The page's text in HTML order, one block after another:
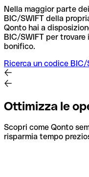
Nella maggior parte
BIC/SWIFT della
Qonto hai a
BIC/SWIFT per
bonifico.
Ricerca un codice BIC/
Ottimizza le
Scopri come Qonto
risparmia tempo